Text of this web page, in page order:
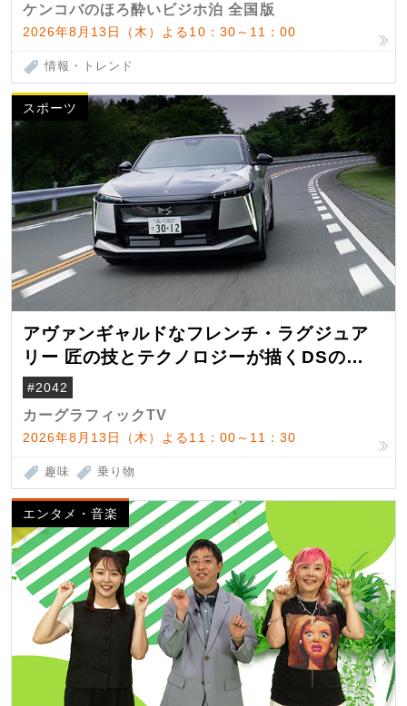
ケンコバのほろ酔いビジホ泊 全国版
2026年8月13日（木）よる10：30～11：00
情報・トレンド
スポーツ
アヴァンギャルドなフレンチ・ラグジュア
リー 匠の技とテクノロジーが描くDSの世
界観
#2042
カーグラフィックTV
2026年8月13日（木）よる11：00～11：30
趣味 乗り物
エンタメ・音楽